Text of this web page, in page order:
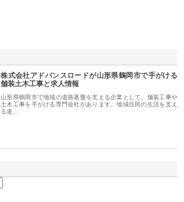
株式会社アドバンスロードが山形県鶴岡市で手がける
舗装土木工事と求人情報
山形県鶴岡市で地域の道路基盤を支える企業として、舗装工事や
土木工事を手がける専門会社があります。地域住民の生活を支え
る道…